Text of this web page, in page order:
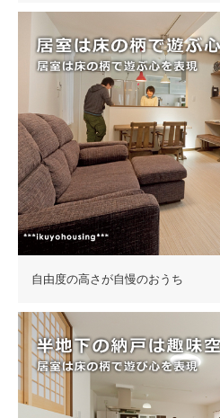
自由度の高さが自慢のおうち